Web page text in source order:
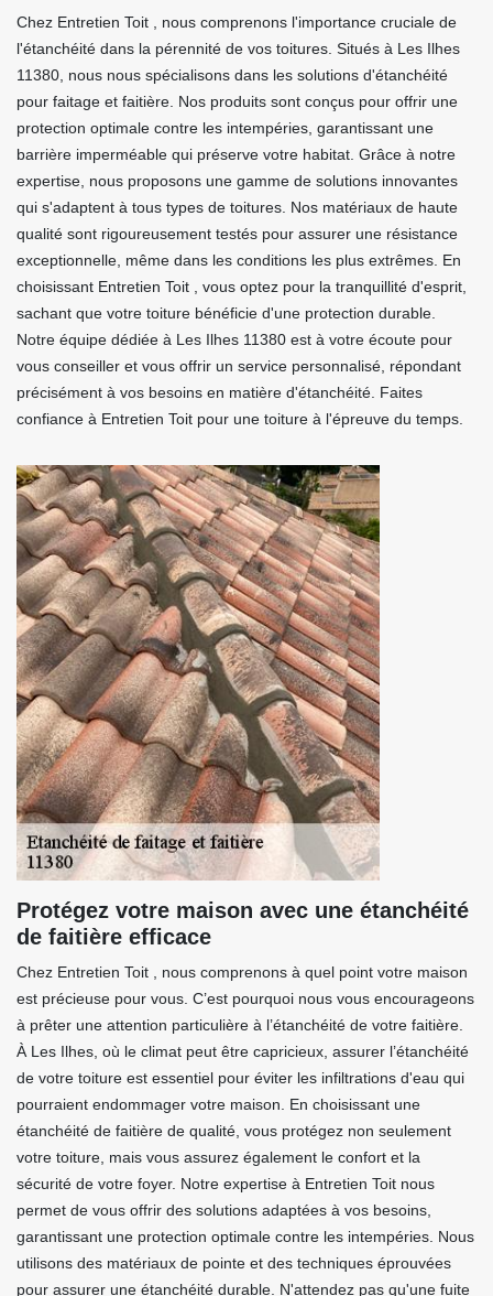
Chez Entretien Toit , nous comprenons l'importance cruciale de
l'étanchéité dans la pérennité de vos toitures. Situés à Les Ilhes
11380, nous nous spécialisons dans les solutions d'étanchéité
pour faitage et faitière. Nos produits sont conçus pour offrir une
protection optimale contre les intempéries, garantissant une
barrière imperméable qui préserve votre habitat. Grâce à notre
expertise, nous proposons une gamme de solutions innovantes
qui s'adaptent à tous types de toitures. Nos matériaux de haute
qualité sont rigoureusement testés pour assurer une résistance
exceptionnelle, même dans les conditions les plus extrêmes. En
choisissant Entretien Toit , vous optez pour la tranquillité d'esprit,
sachant que votre toiture bénéficie d'une protection durable.
Notre équipe dédiée à Les Ilhes 11380 est à votre écoute pour
vous conseiller et vous offrir un service personnalisé, répondant
précisément à vos besoins en matière d'étanchéité. Faites
confiance à Entretien Toit pour une toiture à l'épreuve du temps.
Protégez votre maison avec une étanchéité
de faitière efficace
Chez Entretien Toit , nous comprenons à quel point votre maison
est précieuse pour vous. C’est pourquoi nous vous encourageons
à prêter une attention particulière à l’étanchéité de votre faitière.
À Les Ilhes, où le climat peut être capricieux, assurer l’étanchéité
de votre toiture est essentiel pour éviter les infiltrations d'eau qui
pourraient endommager votre maison. En choisissant une
étanchéité de faitière de qualité, vous protégez non seulement
votre toiture, mais vous assurez également le confort et la
sécurité de votre foyer. Notre expertise à Entretien Toit nous
permet de vous offrir des solutions adaptées à vos besoins,
garantissant une protection optimale contre les intempéries. Nous
utilisons des matériaux de pointe et des techniques éprouvées
pour assurer une étanchéité durable. N'attendez pas qu'une fuite